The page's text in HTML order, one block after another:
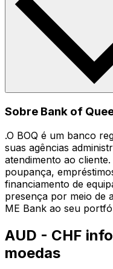
Sobre Bank of
.O BOQ é um banco
suas agências
atendimento ao
poupança,
financiamento de
presença por meio de
ME Bank ao seu
AUD - CHF
moedas